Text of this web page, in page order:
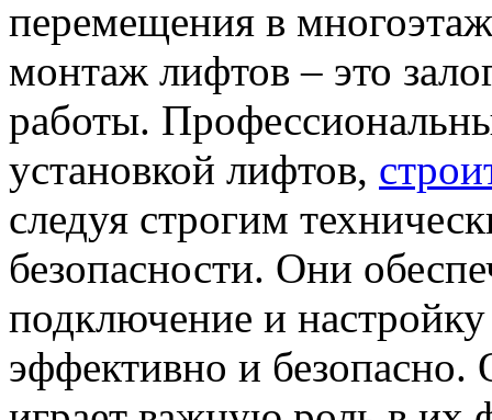
перемещения в
монтаж лифтов – это
работы.
установкой лифтов,
следуя строгим
безопасности. Они
подключение и
эффективно и